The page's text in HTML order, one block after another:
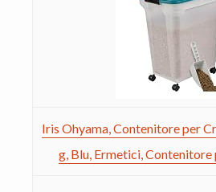
Iris Ohyama, Contenitore per
g, Blu, Ermetici, Contenitore